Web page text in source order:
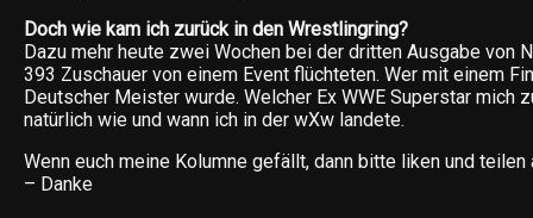
Doch wie kam ich zurück in den Wrestlingring?
Dazu mehr heute zwei Wochen bei der dritten Ausgabe von
393 Zuschauer von einem Event flüchteten. Wer mit einem
Deutscher Meister wurde. Welcher Ex WWE Superstar mich
natürlich wie und wann ich in der wXw landete.
Wenn euch meine Kolumne gefällt, dann bitte liken und teilen
– Danke